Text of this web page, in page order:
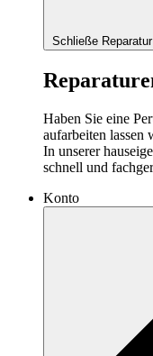
Schließe Reparatur
Haben Sie eine
aufarbeiten lassen
In unserer
schnell und
Konto